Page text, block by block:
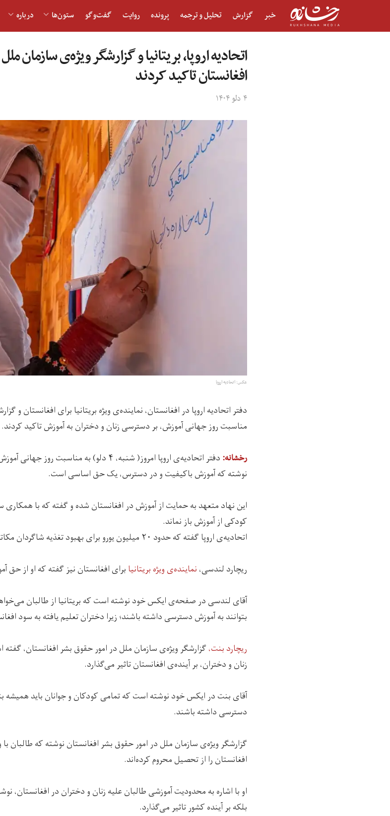
خبر گزارش تحلیل و ترجمه پرونده روایت گفت‌و‎گو ستون‌ها درباره
اتحادیه اروپا، بریتانیا و گزارشگر ویژه‌ی
افغانستان تاکید کردند
۴ دلو ۱۴۰۴
عکس: اتحادیه اروپا
دفتر اتحادیه اروپا در افغانستان، نماینده‌ی ویژه بریتانیا برای افغانستان و
مناسبت روز جهانی آموزش، بر دسترسی زنان و دختران به آموزش تاکید کردند.
رخشانه: دفتر اتحادیه‌ی اروپا امروز( شنبه، ۴ دلو) به مناسبت روز جهانی آموزش در
نوشته که آموزش باکیفیت و در دسترس، یک حق اساسی است.
این نهاد متعهد به حمایت از آموزش در افغانستان شده و گفته که با
کودکی از آموزش باز نماند.
اتحادیه‌ی اروپا گفته که حدود ۲۰ میلیون یورو برای بهبود تغذیه شاگردان مکاتب در افغانستان کمک کرده است.
ریچارد لندسی،نماینده‌ی ویژه بریتانیابرای افغانستان نیز گفته که او از
آقای لندسی در صفحه‌ی ایکس خود نوشته است که بریتانیا از طالبان
بتوانند به آموزش دسترسی داشته باشند؛ زیرا دختران تعلیم یافته به سود
ریچارد بنت،گزارشگر ویژه‌ی سازمان ملل در امور حقوق بشر افغانستان،
زنان و دختران، بر آینده‌ی افغانستان تاثیر می‌گذارد.
آقای بنت در ایکس خود نوشته است که تمامی کودکان و جوانان باید همیشه
دسترسی داشته باشند.
گزارشگر ویژه‌ی سازمان ملل در امور حقوق بشر افغانستان نوشته که
افغانستان را از تحصیل محروم کرده‌اند.
او با اشاره به محدودیت‌ آموزشی طالبان علیه زنان و دختران در افغانستان،
بلکه بر آینده کشور تاثیر می‌گذارد.